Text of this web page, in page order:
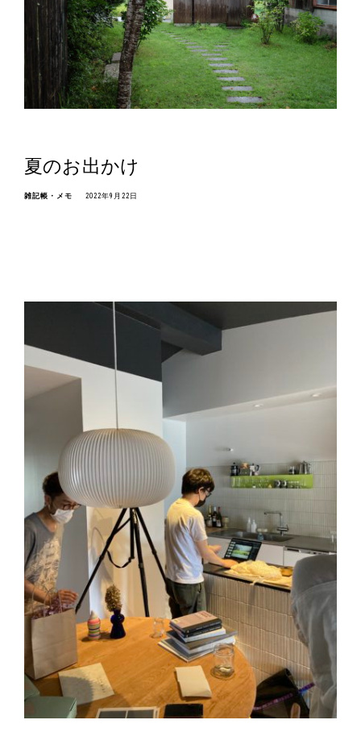
夏のお出かけ
雑記帳・メモ 2022年9月22日